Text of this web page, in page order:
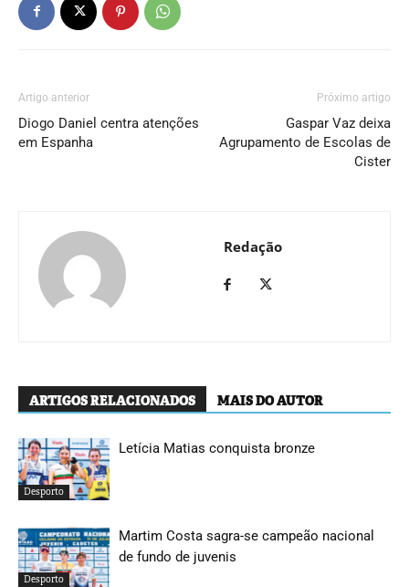
Artigo anterior
Diogo Daniel centra atenções
em Espanha
Próximo artigo
Gaspar Vaz deixa
Agrupamento de Escolas de
Cister
Redação
ARTIGOS RELACIONADOS MAIS DO AUTOR
Desporto
Letícia Matias conquista bronze
Desporto
Martim Costa sagra-se campeão nacional
de fundo de juvenis